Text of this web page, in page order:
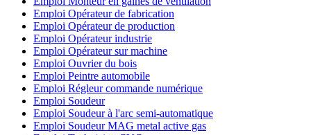
Emploi Opérateur de fabrication
Emploi Opérateur de production
Emploi Opérateur industrie
Emploi Opérateur sur machine
Emploi Ouvrier du bois
Emploi Peintre automobile
Emploi Régleur commande numérique
Emploi Soudeur
Emploi Soudeur à l'arc semi-automatique
Emploi Soudeur MAG metal active gas